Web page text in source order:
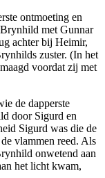
ontmoeting en
met Gunnar
achter bij Heimir,
zuster. (In het
voordat zij met
de dapperste
door Sigurd en
Sigurd was die de
vlammen reed. Als
onwetend aan
het licht kwam,